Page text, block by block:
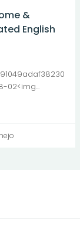
&
English
02<img...